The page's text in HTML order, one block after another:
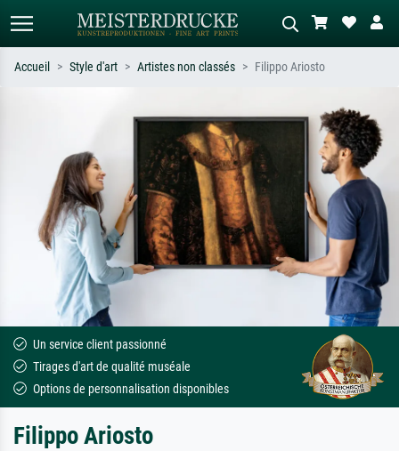
Recherchez par artiste, titre ou style –
ex. Monet, Nuit étoilée,
impressionnisme, vague de Hokusai,
nu.
Décrivez la scène – ex. prairie verte,
abstrait avec beaucoup de rouge,
tableau sombre, nu debout près d'un
Accueil Style d'art Artistes non classés Filippo Ariosto
Un service client passionné
Tirages d'art de qualité muséale
Options de personnalisation disponibles
Filippo Ariosto